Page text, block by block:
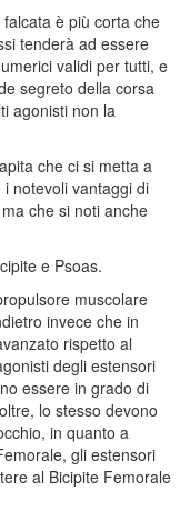
è più corta che
tenderà ad essere
validi per tutti, e
segreto della corsa
agonisti non la
che ci si metta a
notevoli vantaggi di
che si noti anche
e Psoas.
muscolare
invece che in
rispetto al
degli estensori
essere in grado di
lo stesso devono
in quanto a
gli estensori
al Bicipite Femorale